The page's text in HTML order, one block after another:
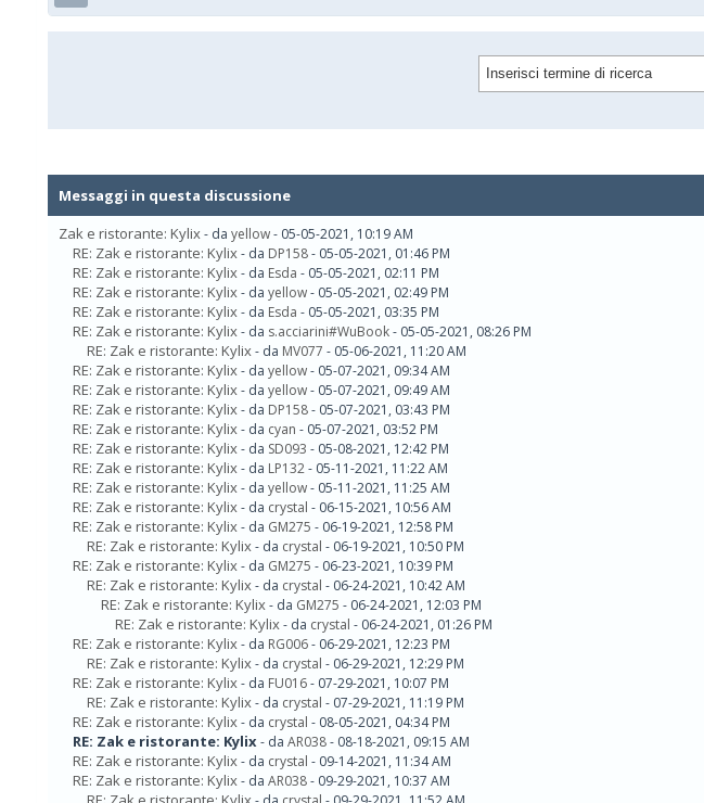
Messaggi in questa discussione
Zak e ristorante: Kylix- da yellow- 05-05-2021, 10:19 AM
RE: Zak e ristorante: Kylix- da DP158- 05-05-2021, 01:46 PM
RE: Zak e ristorante: Kylix- da Esda - 05-05-2021, 02:11 PM
RE: Zak e ristorante: Kylix- da yellow- 05-05-2021, 02:49 PM
RE: Zak e ristorante: Kylix- da Esda - 05-05-2021, 03:35 PM
RE: Zak e ristorante: Kylix- da s.acciarini#WuBook- 05-05-2021, 08:26 PM
RE: Zak e ristorante: Kylix- da MV077 - 05-06-2021, 11:20 AM
RE: Zak e ristorante: Kylix- da yellow- 05-07-2021, 09:34 AM
RE: Zak e ristorante: Kylix- da yellow- 05-07-2021, 09:49 AM
RE: Zak e ristorante: Kylix- da DP158- 05-07-2021, 03:43 PM
RE: Zak e ristorante: Kylix- da cyan - 05-07-2021, 03:52 PM
RE: Zak e ristorante: Kylix- da SD093 - 05-08-2021, 12:42 PM
RE: Zak e ristorante: Kylix- da LP132- 05-11-2021, 11:22 AM
RE: Zak e ristorante: Kylix- da yellow- 05-11-2021, 11:25 AM
RE: Zak e ristorante: Kylix- da crystal - 06-15-2021, 10:56 AM
RE: Zak e ristorante: Kylix- da GM275 - 06-19-2021, 12:58 PM
RE: Zak e ristorante: Kylix- da crystal - 06-19-2021, 10:50 PM
RE: Zak e ristorante: Kylix- da GM275 - 06-23-2021, 10:39 PM
RE: Zak e ristorante: Kylix- da crystal - 06-24-2021, 10:42 AM
RE: Zak e ristorante: Kylix- da GM275 - 06-24-2021, 12:03 PM
RE: Zak e ristorante: Kylix- da crystal - 06-24-2021, 01:26 PM
RE: Zak e ristorante: Kylix- da RG006- 06-29-2021, 12:23 PM
RE: Zak e ristorante: Kylix- da crystal - 06-29-2021, 12:29 PM
RE: Zak e ristorante: Kylix- da FU016- 07-29-2021, 10:07 PM
RE: Zak e ristorante: Kylix- da crystal - 07-29-2021, 11:19 PM
RE: Zak e ristorante: Kylix- da crystal - 08-05-2021, 04:34 PM
RE: Zak e ristorante: Kylix- da AR038- 08-18-2021, 09:15 AM
RE: Zak e ristorante: Kylix- da crystal - 09-14-2021, 11:34 AM
RE: Zak e ristorante: Kylix- da AR038- 09-29-2021, 10:37 AM